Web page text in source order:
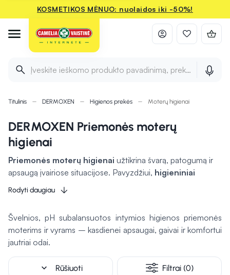
KOSMETIKOS MĖNUO: nuolaidos iki -50%!
Įveskite ieškomo produkto pavadinimą, prekės ženklą ir
Titulinis DERMOXEN Higienos prekės Moterų higienai
DERMOXEN Priemonės moterų
higienai
Priemonės moterų higienai užtikrina švarą, patogumą ir
apsaugą įvairiose situacijose. Pavyzdžiui, higieniniai
paketai
sugeria drėgmę, suteikdami apsaugą dieną ar naktį.
Makšties žvakutės
kasdieniam naudojimui, užtikrindami gaivumo pojūtį. Šios
priemonės pritaikytos įvairiems poreikiams, padedant išlaikyti
komfortą kiekvieną dieną.
Rodyti daugiau
Švelnios, pH subalansuotos intymios higienos priemonės
moterims ir vyrams – kasdienei apsaugai, gaivai ir komfortui
jautriai odai.
expand_more Rūšiuoti Filtrai (0)